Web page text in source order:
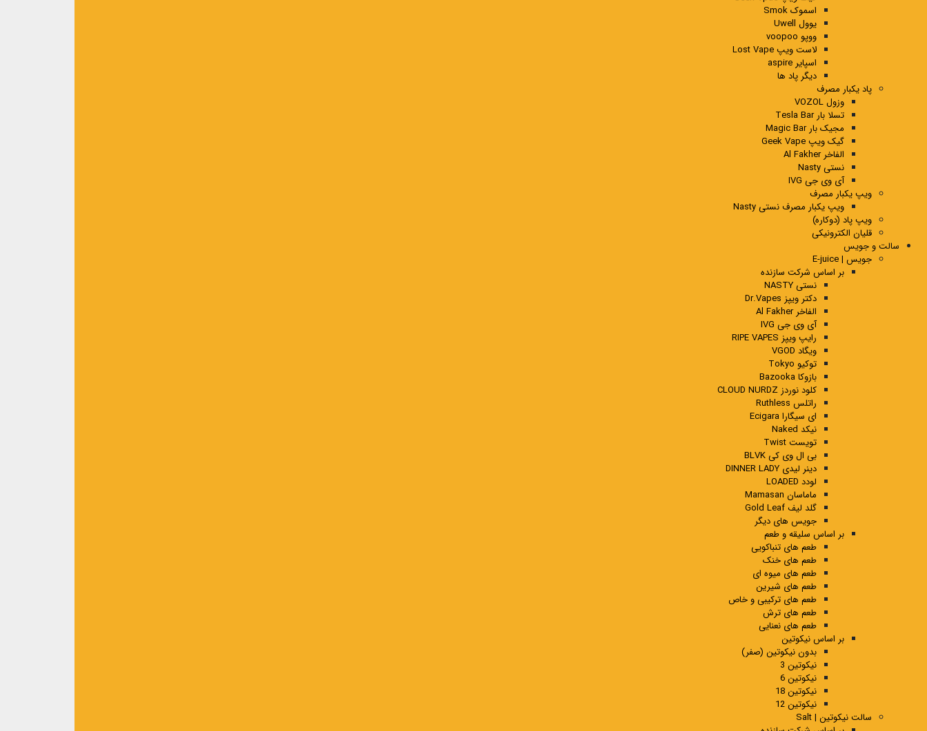
اسموک Smok
یوول Uwell
ووپو voopoo
لاست ویپ Lost Vape
اسپایر aspire
دیگر پاد ها
پاد یکبار مصرف
وزول VOZOL
تسلا بار Tesla Bar
مجیک بار Magic Bar
گیک ویپ Geek Vape
الفاخر Al Fakher
نستی Nasty
آی وی جی IVG
ویپ یکبار مصرف
ویپ یکبار مصرف نستی Nasty
ویپ پاد (دوکاره)
قلیان الکترونیکی
سالت و جویس
جویس | E-juice
بر اساس شرکت سازنده
نستی NASTY
دکتر ویپز Dr.Vapes
الفاخر Al Fakher
آی وی جی IVG
رایپ ویپز RIPE VAPES
ویگاد VGOD
توکیو Tokyo
بازوکا Bazooka
کلود نوردز CLOUD NURDZ
راتلس Ruthless
ای سیگارا Ecigara
نیکد Naked
تویست Twist
بی ال وی کی BLVK
دینر لیدی DINNER LADY
لودد LOADED
ماماسان Mamasan
گلد لیف Gold Leaf
جویس های دیگر
بر اساس سلیقه و طعم
طعم های تنباکویی
طعم های خنک
طعم های میوه ای
طعم های شیرین
طعم های ترکیبی و خاص
طعم های ترش
طعم های نعنایی
بر اساس نیکوتین
بدون نیکوتین (صفر)
نیکوتین 3
نیکوتین 6
نیکوتین 18
نیکوتین 12
سالت نیکوتین | Salt